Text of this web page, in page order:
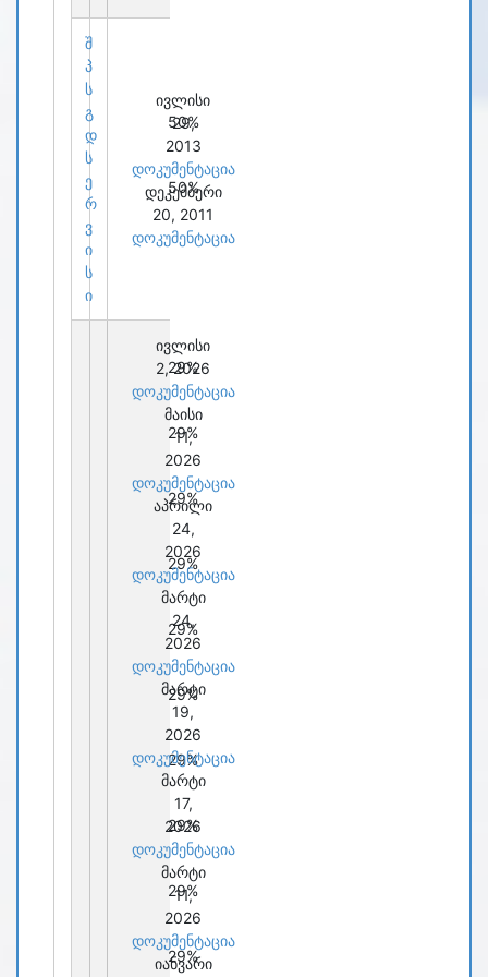
შ
პ
ს
გ
დ
ს
ე
რ
ვ
ი
ს
ი
50%
50%
ივლისი
29,
2013
დოკუმენტაცია
დეკემბერი
20, 2011
დოკუმენტაცია
29%
29%
29%
29%
29%
29%
29%
29%
29%
29%
ივლისი
2, 2026
დოკუმენტაცია
მაისი
11,
2026
დოკუმენტაცია
აპრილი
24,
2026
დოკუმენტაცია
მარტი
24,
2026
დოკუმენტაცია
მარტი
19,
2026
დოკუმენტაცია
მარტი
17,
2026
დოკუმენტაცია
მარტი
11,
2026
დოკუმენტაცია
იანვარი